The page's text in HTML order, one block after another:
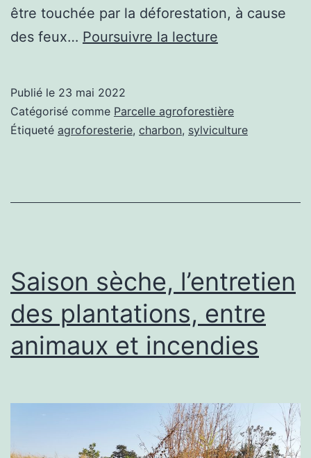
être touchée par la déforestation, à cause
des feux… Poursuivre la lecture
semis
d’arbres
Publié le 23 mai 2022
Catégorisé comme Parcelle agroforestière
Étiqueté agroforesterie, charbon, sylviculture
Saison sèche, l’entretien
des plantations, entre
animaux et incendies